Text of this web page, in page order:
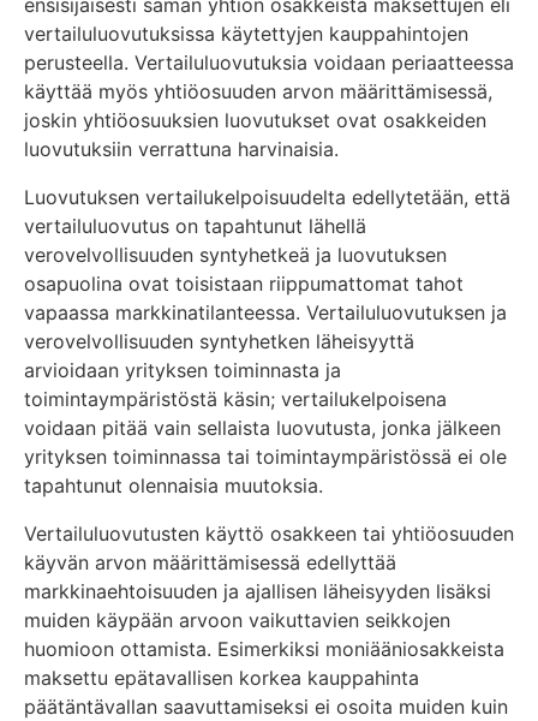
ensisijaisesti saman yhtiön osakkeista maksettujen eli
vertailuluovutuksissa käytettyjen kauppahintojen
perusteella. Vertailuluovutuksia voidaan periaatteessa
käyttää myös yhtiöosuuden arvon määrittämisessä,
joskin yhtiöosuuksien luovutukset ovat osakkeiden
luovutuksiin verrattuna harvinaisia.
Luovutuksen vertailukelpoisuudelta edellytetään, että
vertailuluovutus on tapahtunut lähellä
verovelvollisuuden syntyhetkeä ja luovutuksen
osapuolina ovat toisistaan riippumattomat tahot
vapaassa markkinatilanteessa. Vertailuluovutuksen ja
verovelvollisuuden syntyhetken läheisyyttä
arvioidaan yrityksen toiminnasta ja
toimintaympäristöstä käsin; vertailukelpoisena
voidaan pitää vain sellaista luovutusta, jonka jälkeen
yrityksen toiminnassa tai toimintaympäristössä ei ole
tapahtunut olennaisia muutoksia.
Vertailuluovutusten käyttö osakkeen tai yhtiöosuuden
käyvän arvon määrittämisessä edellyttää
markkinaehtoisuuden ja ajallisen läheisyyden lisäksi
muiden käypään arvoon vaikuttavien seikkojen
huomioon ottamista. Esimerkiksi moniääniosakkeista
maksettu epätavallisen korkea kauppahinta
päätäntävallan saavuttamiseksi ei osoita muiden kuin